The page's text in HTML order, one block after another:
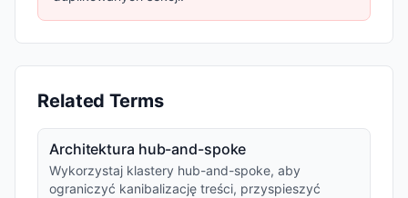
Related Terms
Architektura hub-and-spoke
Wykorzystaj klastery hub-and-spoke, aby
ograniczyć kanibalizację treści, przyspieszyć